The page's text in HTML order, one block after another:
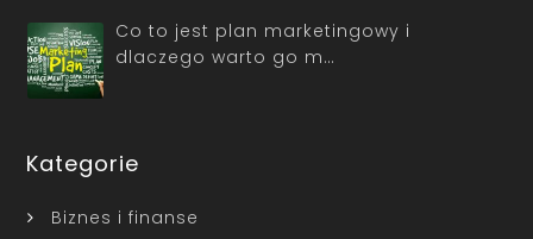
Co to jest plan marketingowy i
dlaczego warto go m…
Kategorie
Biznes i finanse